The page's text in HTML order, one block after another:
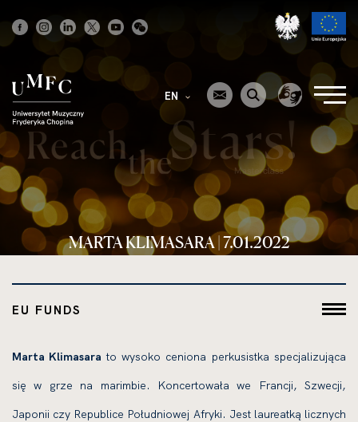
EN
MARTA KLIMASARA | 7.01.2022
EU FUNDS
Marta Klimasarato wysoko ceniona perkusistka specjalizująca
się w grze na marimbie. Koncertowała we Francji, Szwecji,
Japonii czy Republice Południowej Afryki. Jest laureatką licznych